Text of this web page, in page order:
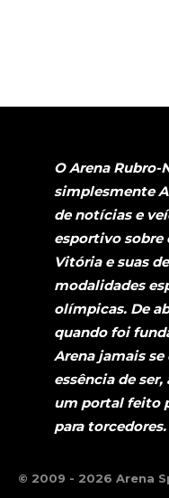
O Arena Rubro-
simplesmente
de notícias e
esportivo sobre
Vitória e suas
modalidades
olímpicas. De
quando foi
Arena jamais se
essência de
um portal feito
para torcedores.
© 2009 - 2026 Arena